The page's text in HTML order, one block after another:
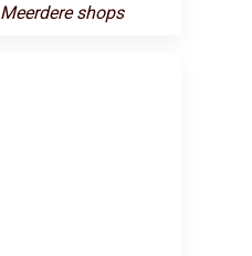
Meerdere shops